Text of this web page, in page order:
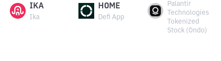
IKA
Ika
HOME
Defi App
Palantir
Technologies
Tokenized
Stock (Ondo)